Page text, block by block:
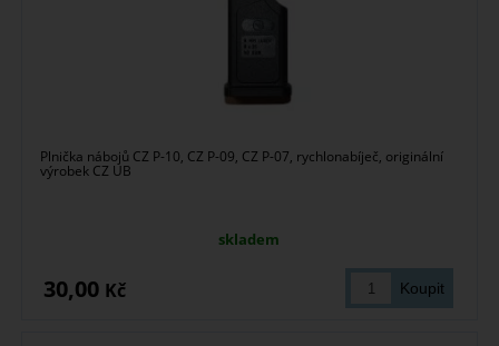
Plnička nábojů CZ P-10, CZ P-09, CZ P-07, rychlonabíječ, originální
výrobek CZ UB
skladem
30,00 Kč